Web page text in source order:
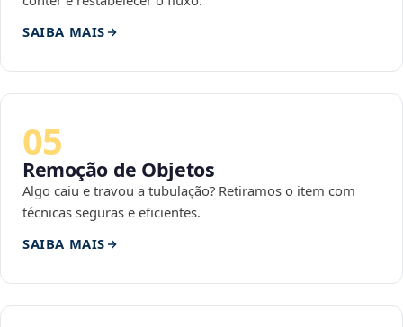
SAIBA MAIS
05
Remoção de Objetos
Algo caiu e travou a tubulação? Retiramos o item com
técnicas seguras e eficientes.
SAIBA MAIS